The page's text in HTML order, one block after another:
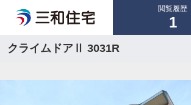
閲覧履歴
1
クライムドアⅡ 3031R